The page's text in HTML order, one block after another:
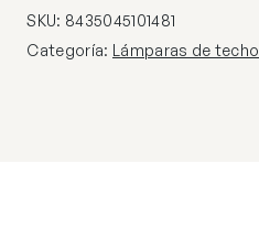
E-
27
SKU: 8435045101481
Categoría: Lámparas de techo